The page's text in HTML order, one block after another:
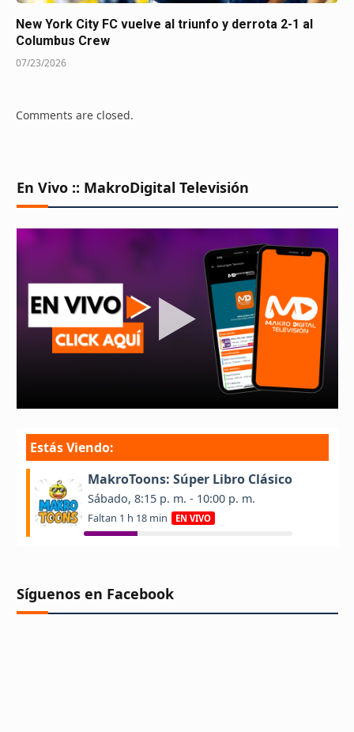
New York City FC vuelve al triunfo y derrota 2-1 al
Columbus Crew
07/23/2026
Comments are closed.
En Vivo :: MakroDigital Televisión
Síguenos en Facebook